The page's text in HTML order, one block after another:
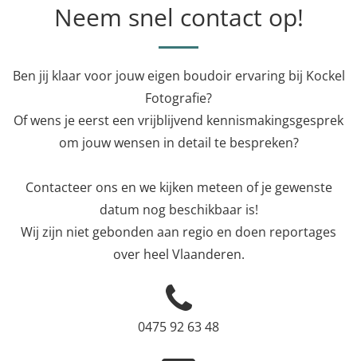
Neem snel contact op!
Ben jij klaar voor jouw eigen boudoir ervaring bij Kockel
Fotografie?
Of wens je eerst een vrijblijvend kennismakingsgesprek
om jouw wensen in detail te bespreken?
Contacteer ons en we kijken meteen of je gewenste
datum nog beschikbaar is!
Wij zijn niet gebonden aan regio en doen reportages
over heel Vlaanderen.
0475 92 63 48